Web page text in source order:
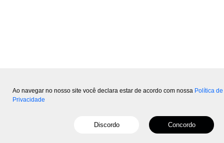
Ao navegar no nosso site você declara estar de acordo com nossa Política de
Privacidade